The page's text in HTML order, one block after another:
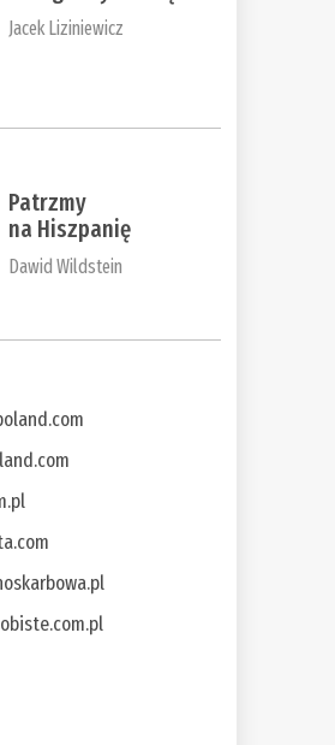
Jacek Liziniewicz
Patrzmy
na Hiszpanię
Dawid Wildstein